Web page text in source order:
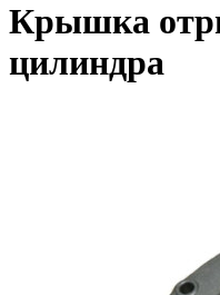
Крышка
цилиндра